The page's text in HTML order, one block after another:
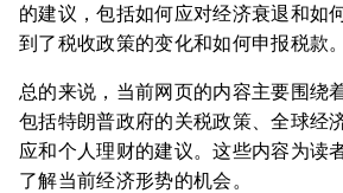
的建议，包括如何应对经济衰退和如
到了税收政策的变化和如何申报税款。
总的来说，当前网页的内容主要围绕
包括特朗普政府的关税政策、全球经
应和个人理财的建议。这些内容为读
了解当前经济形势的机会。